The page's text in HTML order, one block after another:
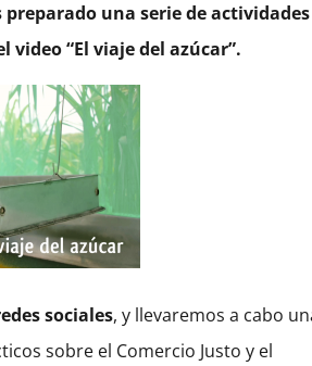
una serie de actividades
“El viaje del azúcar”.
sociales, y llevaremos a cabo
sobre el Comercio Justo y el